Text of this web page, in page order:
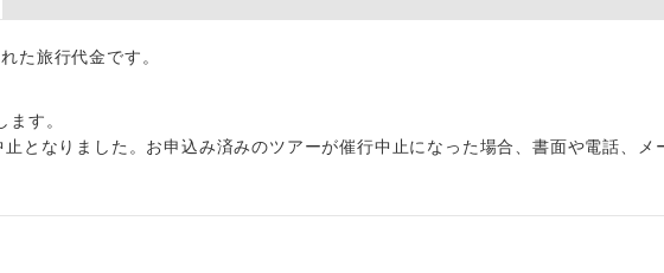
た旅行代金です。
す。
となりました。お申込み済みのツアーが催行中止になった場合、書面や電話、メ
周りの音を気にせず、ガイドさんの説明をじっくり聞くこと
行 2名様から出発可能な個人型プランです。